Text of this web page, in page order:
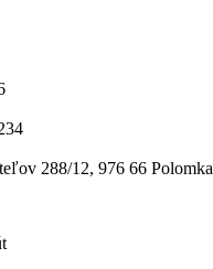
288/12, 976 66 Polomka